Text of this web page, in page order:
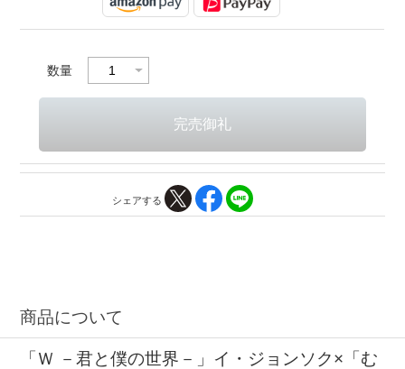
数量
シェアする
商品について
「Ｗ －君と僕の世界－」イ・ジョンソク×「む